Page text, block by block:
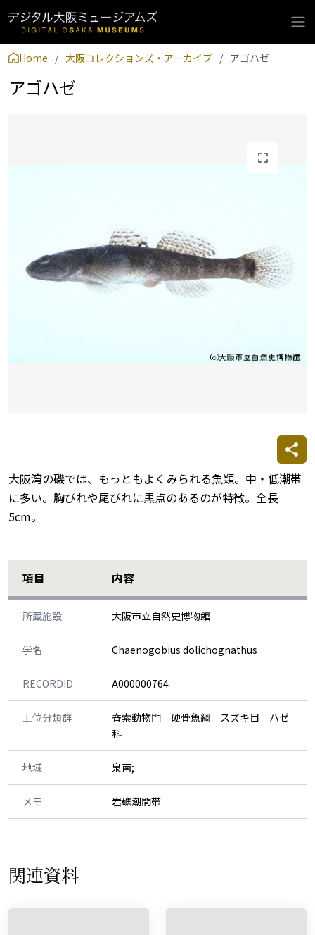
Home 大阪コレクションズ・アーカイブ アゴハゼ
アゴハゼ
大阪湾の磯では、もっともよくみられる魚類。中・低潮帯
に多い。胸びれや尾びれに黒点のあるのが特徴。全長
5cm。
項目 内容
所蔵施設 大阪市立自然史博物館
学名 Chaenogobius dolichognathus
RECORDID A000000764
上位分類群
脊索動物門 硬骨魚綱 スズキ目 ハゼ
科
地域 泉南;
メモ 岩礁潮間帯
関連資料